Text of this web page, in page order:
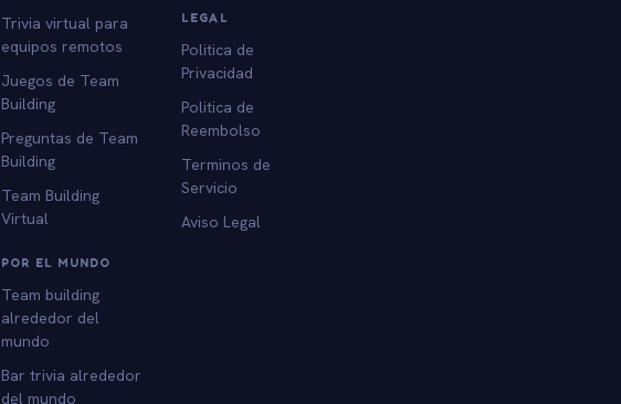
Trivia virtual para
equipos remotos
Juegos de Team
Building
Preguntas de Team
Building
Team Building
Virtual
POR EL MUNDO
Team building
alrededor del
mundo
Bar trivia alrededor
del mundo
LEGAL
Politica de
Privacidad
Politica de
Reembolso
Terminos de
Servicio
Aviso Legal